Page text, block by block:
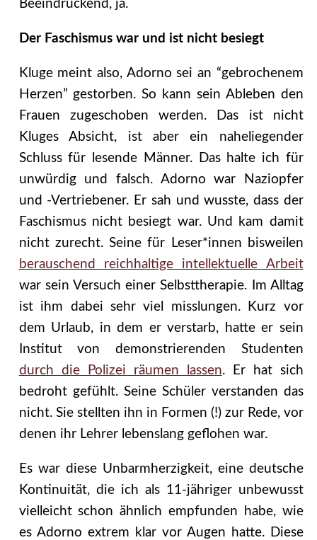
Beeindruckend, ja.
Der Faschismus war und ist nicht besiegt
Kluge meint also, Adorno sei an “gebrochenem
Herzen” gestorben. So kann sein Ableben den
Frauen zugeschoben werden. Das ist nicht
Kluges Absicht, ist aber ein naheliegender
Schluss für lesende Männer. Das halte ich für
unwürdig und falsch. Adorno war Naziopfer
und -Vertriebener. Er sah und wusste, dass der
Faschismus nicht besiegt war. Und kam damit
nicht zurecht. Seine für Leser*innen bisweilen
berauschend reichhaltige intellektuelle Arbeit
war sein Versuch einer Selbsttherapie. Im Alltag
ist ihm dabei sehr viel misslungen. Kurz vor
dem Urlaub, in dem er verstarb, hatte er sein
Institut von demonstrierenden Studenten
durch die Polizei räumen lassen. Er hat sich
bedroht gefühlt. Seine Schüler verstanden das
nicht. Sie stellten ihn in Formen (!) zur Rede, vor
denen ihr Lehrer lebenslang geflohen war.
Es war diese Unbarmherzigkeit, eine deutsche
Kontinuität, die ich als 11-jähriger unbewusst
vielleicht schon ähnlich empfunden habe, wie
es Adorno extrem klar vor Augen hatte. Diese